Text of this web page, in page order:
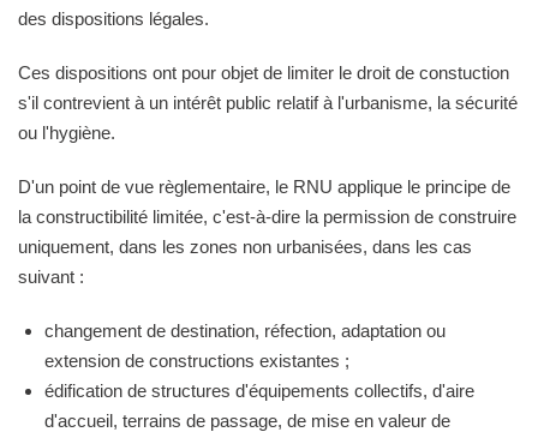
des dispositions légales.
Ces dispositions ont pour objet de limiter le droit de constuction
s'il contrevient à un intérêt public relatif à l'urbanisme, la sécurité
ou l'hygiène.
D'un point de vue règlementaire, le RNU applique le principe de
la constructibilité limitée, c'est-à-dire la permission de construire
uniquement, dans les zones non urbanisées, dans les cas
suivant :
changement de destination, réfection, adaptation ou
extension de constructions existantes ;
édification de structures d'équipements collectifs, d'aire
d'accueil, terrains de passage, de mise en valeur de